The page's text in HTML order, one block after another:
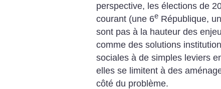
perspective, les élections de
courant (une 6e République,
sont pas à la hauteur des
comme des solutions
sociales à de simples leviers
elles se limitent à des
côté du problème.